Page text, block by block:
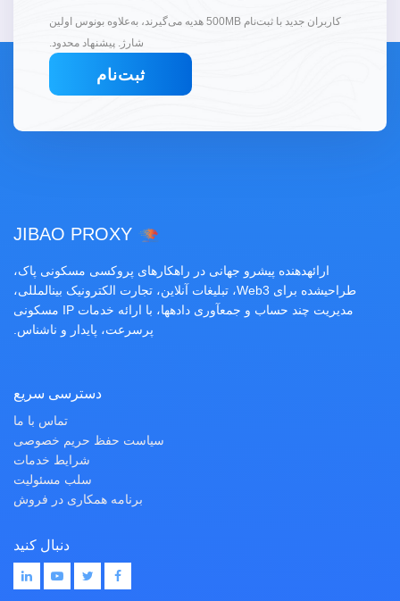
کاربران جدید با ثبت‌نام 500MB هدیه می‌گیرند، به‌علاوه بونوس اولین
شارژ. پیشنهاد محدود.
ثبت‌نام
JIBAO PROXY
ارائهدهنده پیشرو جهانی در راهکارهای پروکسی مسکونی پاک،
طراحیشده برای Web3، تبلیغات آنلاین، تجارت الکترونیک بینالمللی،
مدیریت چند حساب و جمعآوری دادهها، با ارائه خدمات IP مسکونی
پرسرعت، پایدار و ناشناس.
دسترسی سریع
تماس با ما
سیاست حفظ حریم خصوصی
شرایط خدمات
سلب مسئولیت
برنامه همکاری در فروش
دنبال کنید